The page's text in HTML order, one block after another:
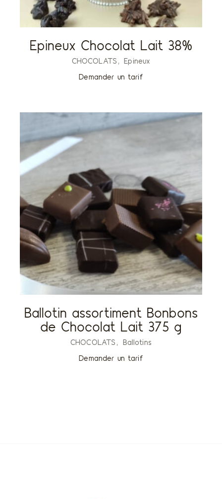
Epineux Chocolat Lait 38%
CHOCOLATS
Epineux
Demander un tarif
Ballotin assortiment Bonbons
de Chocolat Lait 375 g
CHOCOLATS
Ballotins
Demander un tarif